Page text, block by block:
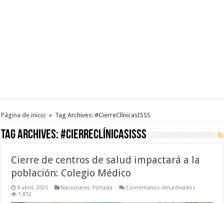
Página de inicio » Tag Archives: #CierreClínicasISSS
Tag Archives:#CierreClínicasISSS
Cierre de centros de salud impactará a la
población: Colegio Médico
8 abril, 2025 Nacionales, Portada Comentarios desactivados
1,812